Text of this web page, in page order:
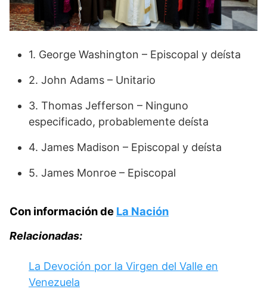
1. George Washington – Episcopal y deísta
2. John Adams – Unitario
3. Thomas Jefferson – Ninguno
especificado, probablemente deísta
4. James Madison – Episcopal y deísta
5. James Monroe – Episcopal
Con información de La Nación
Relacionadas:
La Devoción por la Virgen del Valle en
Venezuela